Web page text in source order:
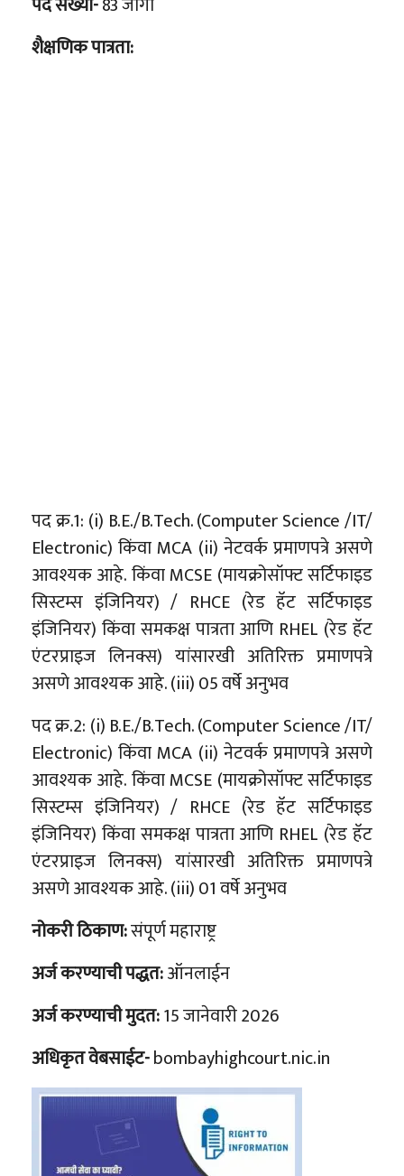
शैक्षणिक पात्रता:
पद क्र.1: (i) B.E./B.Tech. (Computer Science /IT/
Electronic) किंवा MCA (ii) नेटवर्क प्रमाणपत्रे असणे
आवश्यक आहे. किंवा MCSE (मायक्रोसॉफ्ट सर्टिफाइड
सिस्टम्स इंजिनियर) / RHCE (रेड हॅट सर्टिफाइड
इंजिनियर) किंवा समकक्ष पात्रता आणि RHEL (रेड हॅट
एंटरप्राइज लिनक्स) यांसारखी अतिरिक्त प्रमाणपत्रे
असणे आवश्यक आहे. (iii) 05 वर्षे अनुभव
पद क्र.2: (i) B.E./B.Tech. (Computer Science /IT/
Electronic) किंवा MCA (ii) नेटवर्क प्रमाणपत्रे असणे
आवश्यक आहे. किंवा MCSE (मायक्रोसॉफ्ट सर्टिफाइड
सिस्टम्स इंजिनियर) / RHCE (रेड हॅट सर्टिफाइड
इंजिनियर) किंवा समकक्ष पात्रता आणि RHEL (रेड हॅट
एंटरप्राइज लिनक्स) यांसारखी अतिरिक्त प्रमाणपत्रे
असणे आवश्यक आहे. (iii) 01 वर्षे अनुभव
नोकरी ठिकाण:संपूर्ण महाराष्ट्र
अर्ज करण्याची पद्धत:ऑनलाईन
अर्ज करण्याची मुदत:15 जानेवारी 2026
अधिकृत वेबसाईट-bombayhighcourt.nic.in